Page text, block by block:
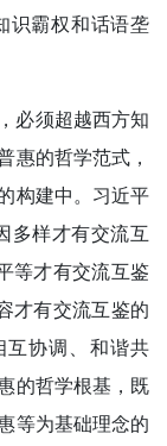
识霸权和话语垄
必须超越西方知
惠的哲学范式，
构建中。习近平
多样才有交流互
等才有交流互鉴
才有交流互鉴的
互协调、和谐共
的哲学根基，既
等为基础理念的